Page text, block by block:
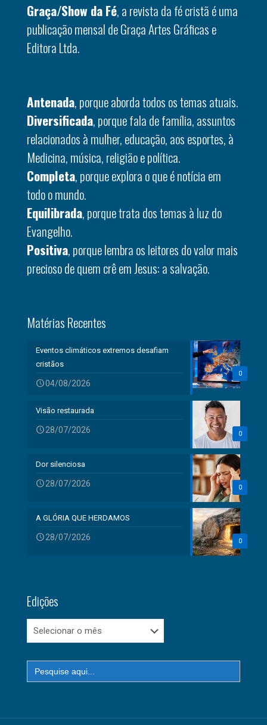
Graça/Show da Fé, a revista da fé cristã é uma
publicação mensal de Graça Artes Gráficas e
Editora Ltda.
Antenada, porque aborda todos os temas atuais.
Diversificada, porque fala de família, assuntos
relacionados à mulher, educação, aos esportes, à
Medicina, música, religião e política.
Completa, porque explora o que é notícia em
todo o mundo.
Equilibrada, porque trata dos temas à luz do
Evangelho.
Positiva, porque lembra os leitores do valor mais
precioso de quem crê em Jesus: a salvação.
Matérias Recentes
0
Eventos climáticos extremos desafiam
cristãos
04/08/2026
0
Visão restaurada
28/07/2026
0
Dor silenciosa
28/07/2026
0
A GLÓRIA QUE HERDAMOS
28/07/2026
Edições
Edições
Search
for: